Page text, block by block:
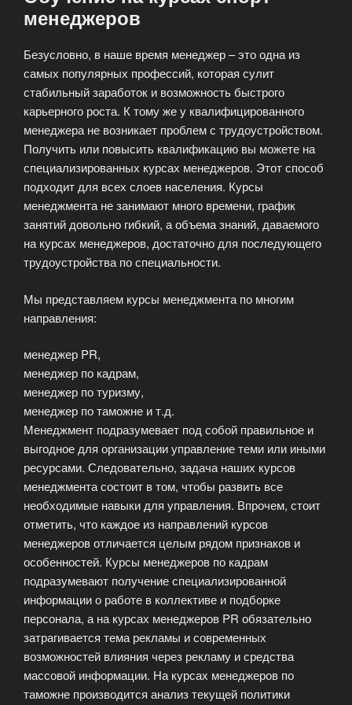
менеджеров
Безусловно, в наше время менеджер – это одна из
самых популярных профессий, которая сулит
стабильный заработок и возможность быстрого
карьерного роста. К тому же у квалифицированного
менеджера не возникает проблем с трудоустройством.
Получить или повысить квалификацию вы можете на
специализированных курсах менеджеров. Этот способ
подходит для всех слоев населения. Курсы
менеджмента не занимают много времени, график
занятий довольно гибкий, а объема знаний, даваемого
на курсах менеджеров, достаточно для последующего
трудоустройства по специальности.
Мы представляем курсы менеджмента по многим
направления:
менеджер PR,
менеджер по кадрам,
менеджер по туризму,
менеджер по таможне и т.д.
Менеджмент подразумевает под собой правильное и
выгодное для организации управление теми или иными
ресурсами. Следовательно, задача наших курсов
менеджмента состоит в том, чтобы развить все
необходимые навыки для управления. Впрочем, стоит
отметить, что каждое из направлений курсов
менеджеров отличается целым рядом признаков и
особенностей. Курсы менеджеров по кадрам
подразумевают получение специализированной
информации о работе в коллективе и подборке
персонала, а на курсах менеджеров PR обязательно
затрагивается тема рекламы и современных
возможностей влияния через рекламу и средства
массовой информации. На курсах менеджеров по
таможне производится анализ текущей политики